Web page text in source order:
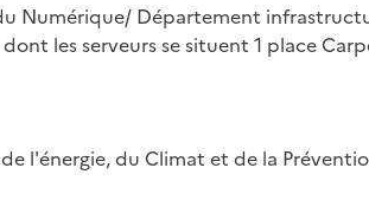
Numérique/ Département
les serveurs se situent 1 place
l'énergie, du Climat et de la